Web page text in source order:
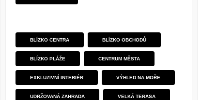
BLÍZKO CENTRA BLÍZKO OBCHODŮ
BLÍZKO PLÁŽE CENTRUM MĚSTA
EXKLUZIVNÍ INTERIÉR VÝHLED NA MOŘE
UDRŽOVANÁ ZAHRADA VELKÁ TERASA